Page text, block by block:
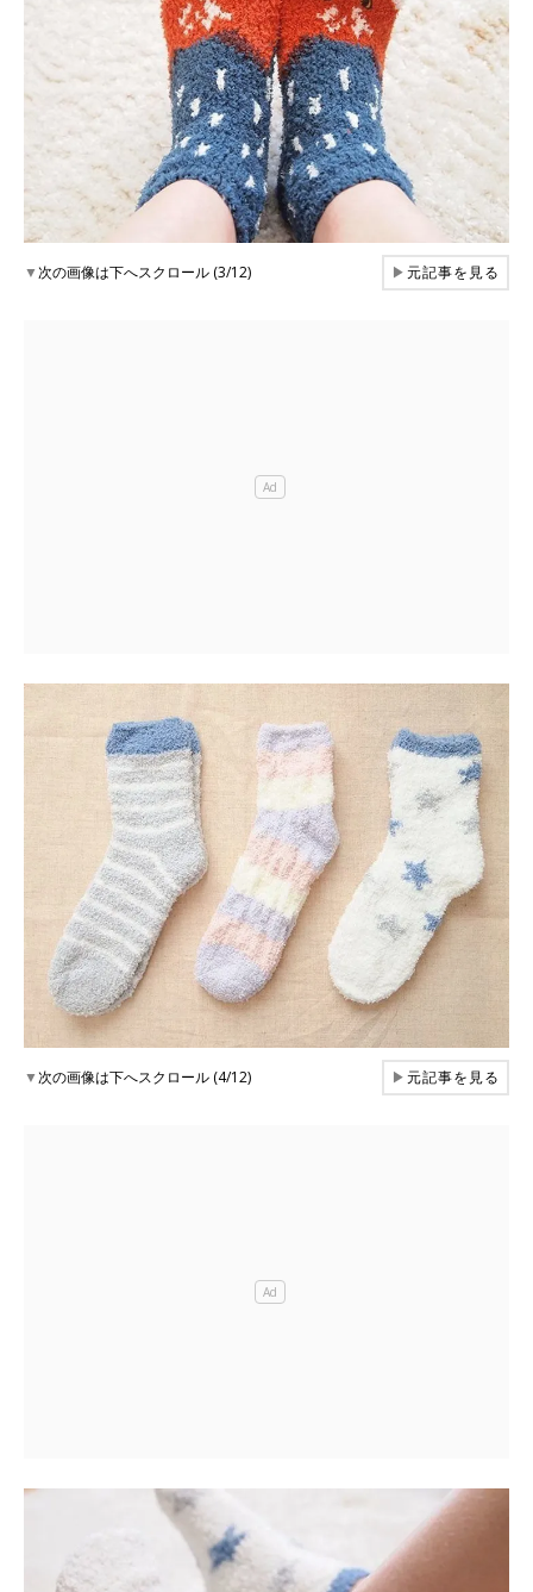
▼次の画像は下へスクロール (3/12) ▶元記事を見る
▼次の画像は下へスクロール (4/12) ▶元記事を見る